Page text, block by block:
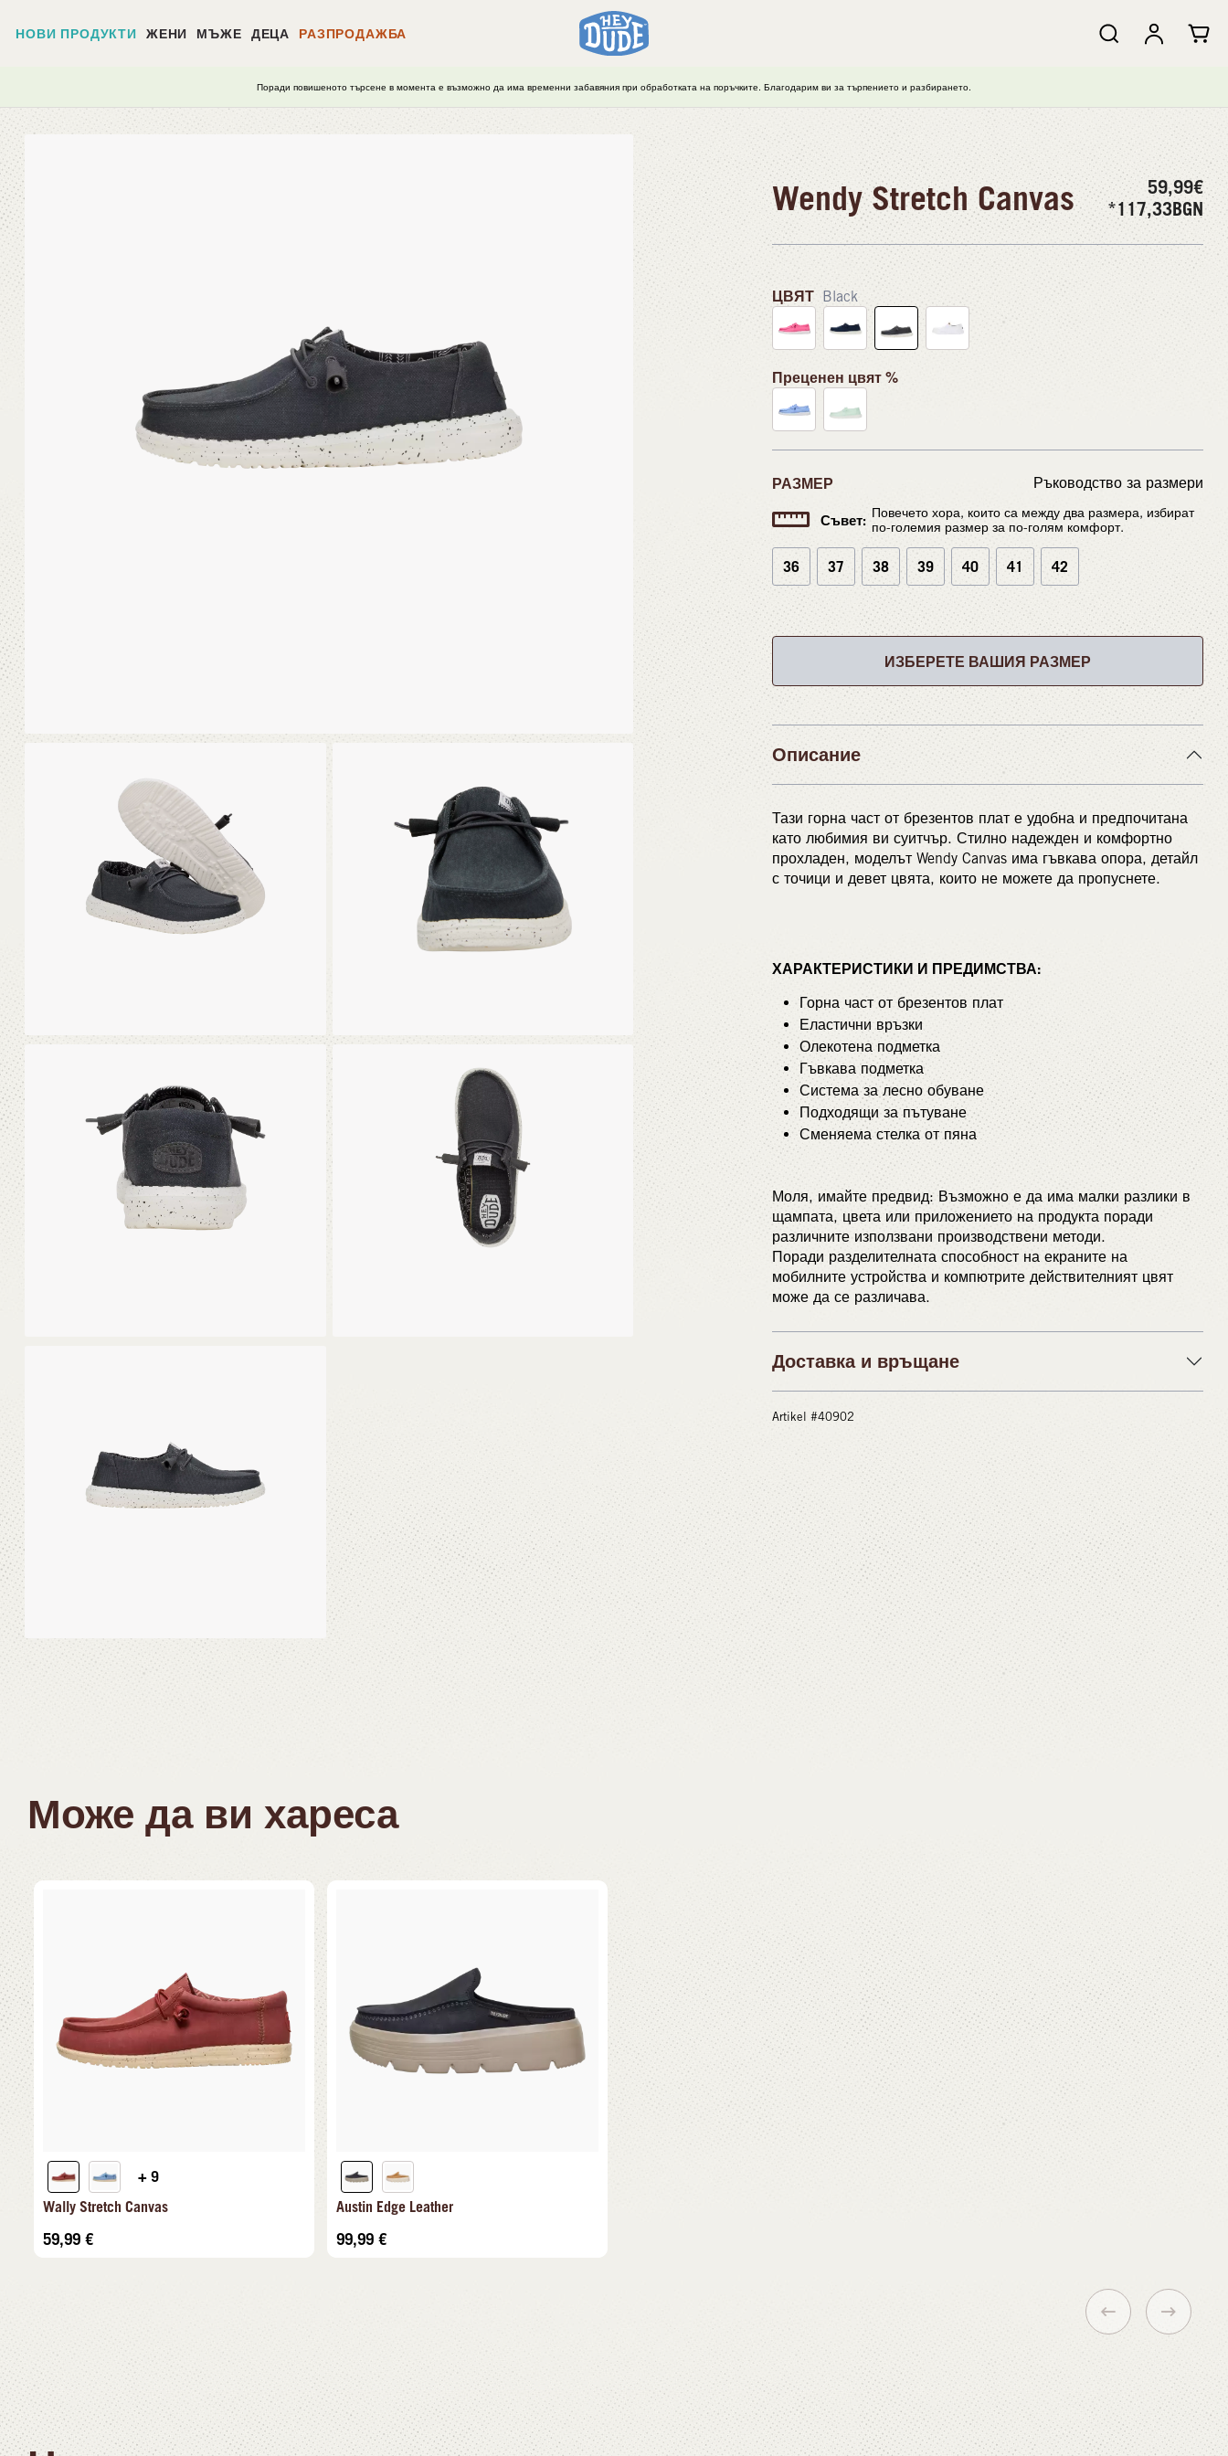
НОВИ ПРОДУКТИ ЖЕНИ МЪЖЕ ДЕЦА РАЗПРОДАЖБА
Поради повишеното търсене в момента е възможно да има временни забавяния при обработката на поръчките. Благодарим ви за търпението и разбирането.
Wendy Stretch Canvas 59,99€
*117,33BGN
ЦВЯТ Black
Преценен цвят %
РАЗМЕР Ръководство за размери
Съвет: Повечето хора, които са между два размера, избират
по-големия размер за по-голям комфорт.
36 37 38 39 40 41 42
ИЗБЕРЕТЕ ВАШИЯ РАЗМЕР
Описание
Тази горна част от брезентов плат е удобна и предпочитана
като любимия ви суитчър. Стилно надежден и комфортно
прохладен, моделът Wendy Canvas има гъвкава опора, детайл
с точици и девет цвята, които не можете да пропуснете.
ХАРАКТЕРИСТИКИ И ПРЕДИМСТВА:
Горна част от брезентов плат
Еластични връзки
Олекотена подметка
Гъвкава подметка
Система за лесно обуване
Подходящи за пътуване
Сменяема стелка от пяна
Моля, имайте предвид: Възможно е да има малки разлики в
щампата, цвета или приложението на продукта поради
различните използвани производствени методи.
Поради разделителната способност на екраните на
мобилните устройства и компютрите действителният цвят
може да се различава.
Доставка и връщане
Artikel #40902
Може да ви хареса
+ 9
Wally Stretch Canvas
59,99 €
Austin Edge Leather
99,99 €